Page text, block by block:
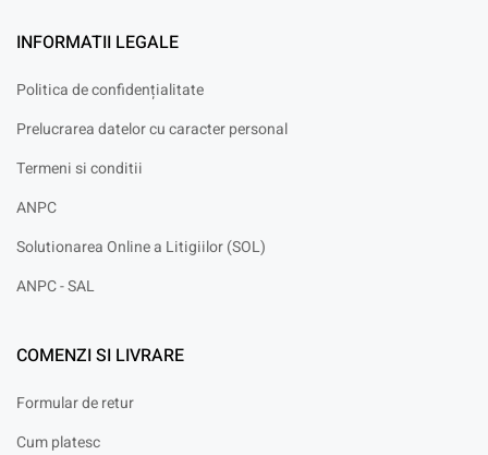
INFORMATII LEGALE
Politica de confidențialitate
Prelucrarea datelor cu caracter personal
Termeni si conditii
ANPC
Solutionarea Online a Litigiilor (SOL)
ANPC - SAL
COMENZI SI LIVRARE
Formular de retur
Cum platesc